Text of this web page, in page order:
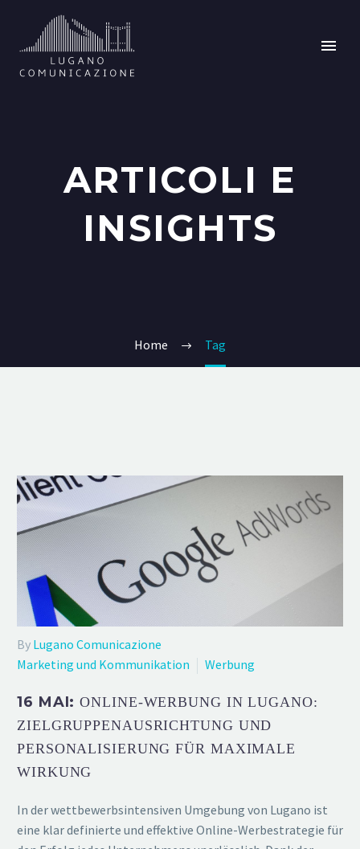
ARTICOLI E
INSIGHTS
Home Tag
By Lugano Comunicazione
Marketing und Kommunikation
Werbung
16 MAI:ONLINE-WERBUNG IN LUGANO:
ZIELGRUPPENAUSRICHTUNG UND
PERSONALISIERUNG FÜR MAXIMALE
WIRKUNG
In der wettbewerbsintensiven Umgebung von Lugano ist
eine klar definierte und effektive Online-Werbestrategie für